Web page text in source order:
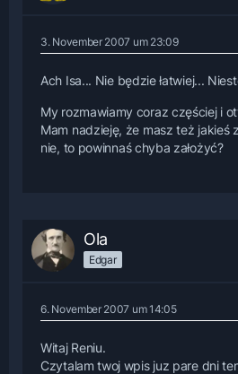
3. November 2007 um 23:09
Ach Isa... Nie będzie łatwiej...
My rozmawiamy coraz częściej i
Mam nadzieję, że masz też jakieś
nie, to powinnaś chyba założyć?
Ola
Edgar
6. November 2007 um 14:05
Witaj Reniu.
Czytalam twoj wpis juz pare dni